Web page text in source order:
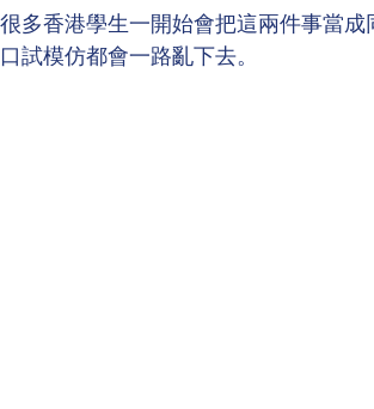
很多香港學生一開始會把這兩件事當成
口試模仿都會一路亂下去。